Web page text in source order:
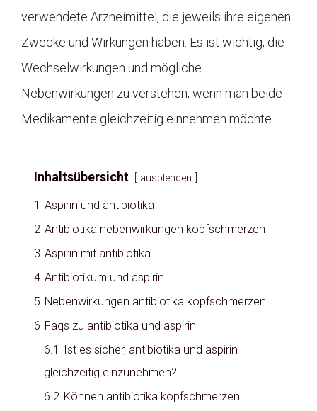
verwendete Arzneimittel, die jeweils ihre eigenen
Zwecke und Wirkungen haben. Es ist wichtig, die
Wechselwirkungen und mögliche
Nebenwirkungen zu verstehen, wenn man beide
Medikamente gleichzeitig einnehmen möchte.
Inhaltsübersicht ausblenden
1 Aspirin und antibiotika
2 Antibiotika nebenwirkungen kopfschmerzen
3 Aspirin mit antibiotika
4 Antibiotikum und aspirin
5 Nebenwirkungen antibiotika kopfschmerzen
6 Faqs zu antibiotika und aspirin
6.1
Ist es sicher, antibiotika und aspirin
gleichzeitig einzunehmen?
6.2 Können antibiotika kopfschmerzen